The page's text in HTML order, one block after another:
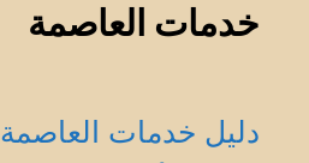
خدمات العاصمة
دليل خدمات العاصمة